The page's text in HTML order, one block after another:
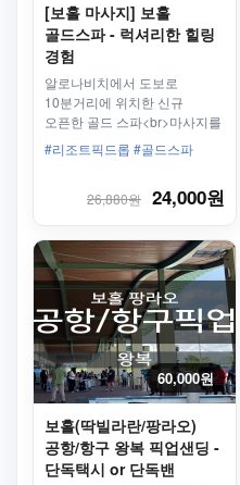
[보홀 마사지] 보홀
골드스파 - 럭셔리한 힐링
경험
알로나비치에서 도보로
10분거리에 위치한 신규
오픈한 골드 스파<br>마사지를
받은 후에 알로나 비치 방문이
가능하고, 깔끔한 시설과
마사지로도 좋습니다.
#리조트픽드롭 #골드스파
26,880원 24,000원
60,000원
보홀(딱빌라란/팡라오)
공항/항구 왕복 픽업샌딩 -
단독택시 or 단독밴